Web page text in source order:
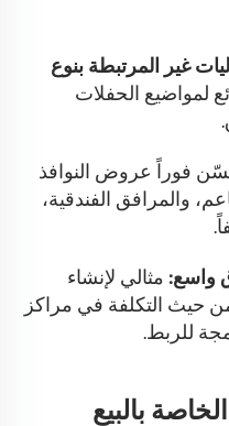
غير المرتبطة بنوع
لمواضيع الحفلات
فوراً عروض النوافذ
والمرافق الفندقية،
واسع: مثالي لإنشاء
حيث التكلفة في مراكز
للربط.
بالبيع